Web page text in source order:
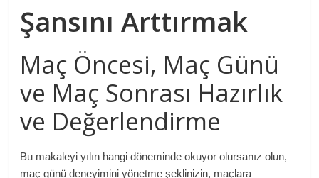
Şansını Arttırmak
Maç Öncesi, Maç Günü
ve Maç Sonrası Hazırlık
ve Değerlendirme
Bu makaleyi yılın hangi döneminde okuyor olursanız olun,
maç günü deneyimini yönetme şeklinizin, maçlara